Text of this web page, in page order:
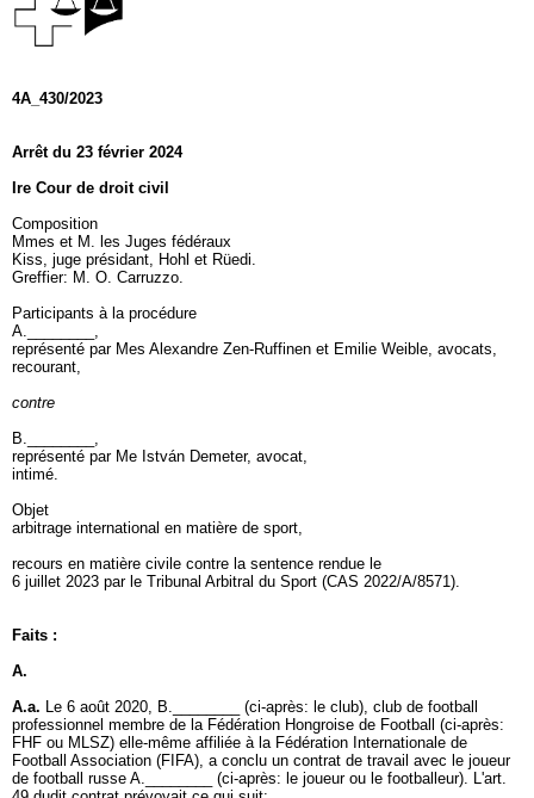
4A_430/2023
Arrêt du 23 février 2024
Ire Cour de droit civil
Composition
Mmes et M. les Juges fédéraux
Kiss, juge présidant, Hohl et Rüedi.
Greffier: M. O. Carruzzo.
Participants à la procédure
A.________,
représenté par Mes Alexandre Zen-Ruffinen et Emilie Weible, avocats,
recourant,
contre
B.________,
représenté par Me István Demeter, avocat,
intimé.
Objet
arbitrage international en matière de sport,
recours en matière civile contre la sentence rendue le
6 juillet 2023 par le Tribunal Arbitral du Sport (CAS 2022/A/8571).
Faits :
A.
A.a. Le 6 août 2020, B.________ (ci-après: le club), club de football
professionnel membre de la Fédération Hongroise de Football (ci-après:
FHF ou MLSZ) elle-même affiliée à la Fédération Internationale de
Football Association (FIFA), a conclu un contrat de travail avec le joueur
de football russe A.________ (ci-après: le joueur ou le footballeur). L'art.